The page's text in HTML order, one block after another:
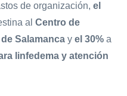
de organización, el
al Centro de
Salamanca y el 30% a
linfedema y atención